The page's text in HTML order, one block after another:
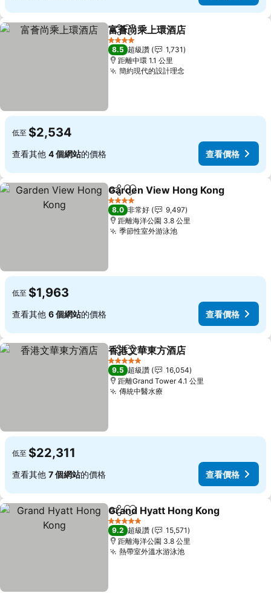
分享 加入我的最愛
富薈尚乘上環酒店
4 星級
8.5 超級讚
1,731
距離中環 1.1 公里
簡約現代的設計理念查看價格
低至 $2,534
查看其他 4 個網站的價格 查看價格
分享 加入我的最愛
Garden View Hong Kong
4 星級
8.0 非常好
9,497
距離海洋公園 3.8 公里
季節性室外游泳池查看價格
低至 $1,963
查看其他 6 個網站的價格 查看價格
分享 加入我的最愛
香港文華東方酒店
5 星級
9.5 超級讚
16,054
距離Grand Tower 4.1 公里
傳統中醫水療
低至 $22,311
查看其他 7 個網站的價格 查看價格
分享 加入我的最愛
Grand Hyatt Hong Kong
5 星級
9.2 超級讚
15,571
距離海洋公園 3.8 公里
熱帶室外溫水游泳池查看價格